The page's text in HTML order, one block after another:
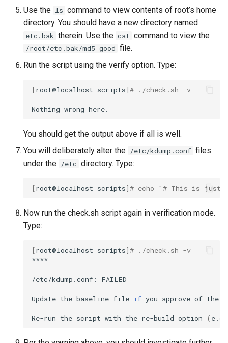
Use the ls command to view contents of root’s home
directory. You should have a new directory named
etc.bak therein. Use the cat command to view the
/root/etc.bak/md5_good file.
Run the script using the verify option. Type:
[root@localhost scripts]# ./check.sh -v
Nothing wrong
You should get the output above if all is well.
You will deliberately alter the /etc/kdump.conf files
under the /etc directory. Type:
[root@localhost scripts]# echo "# This is just
Now run the check.sh script again in verification mode.
Type:
[root@localhost scripts]# ./check.sh -v
****
/etc/kdump.conf: FAILED
Update the baseline file if you approve of the
Re-run the script with the re-build option ( e.g.